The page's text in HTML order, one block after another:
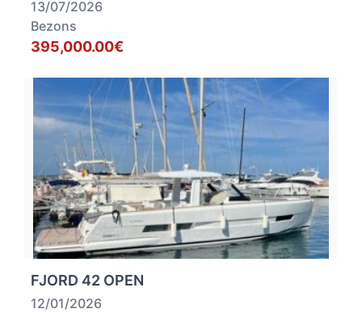
13/07/2026
Bezons
395,000.00€
FJORD 42 OPEN
12/01/2026